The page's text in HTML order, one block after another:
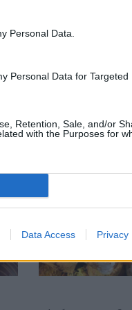
Personal Data.
Personal Data for Targeted
Retention, Sale, and/or
with the Purposes for
Data Access Privacy